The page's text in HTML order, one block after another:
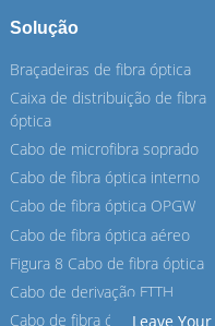
Solução
Braçadeiras de fibra óptica
Caixa de distribuição de fibra
óptica
Cabo de microfibra soprado
Cabo de fibra óptica interno
Cabo de fibra óptica OPGW
Cabo de fibra óptica aéreo
Figura 8 Cabo de fibra óptica
Cabo de derivação FTTH
Cabo de fibra óptica ASU
Leave